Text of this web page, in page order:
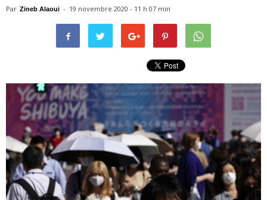
Par Zineb Alaoui - 19 novembre 2020 - 11 h 07 min